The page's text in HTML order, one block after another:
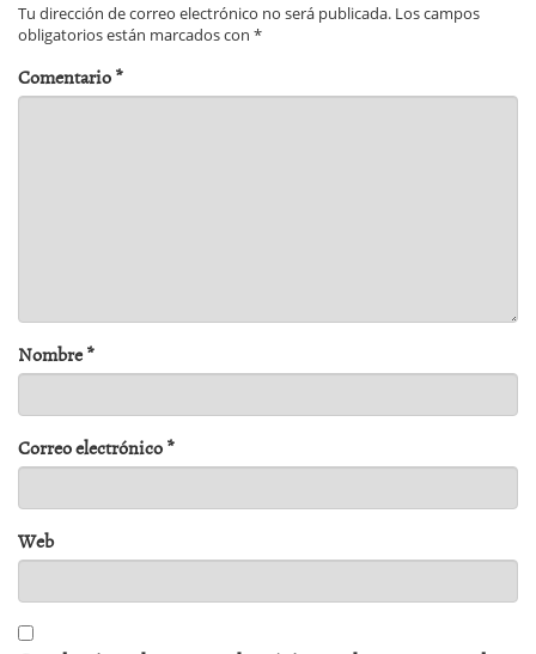
Tu dirección de correo electrónico no será publicada. Los campos
obligatorios están marcados con *
Comentario*
Nombre*
Correo electrónico*
Web